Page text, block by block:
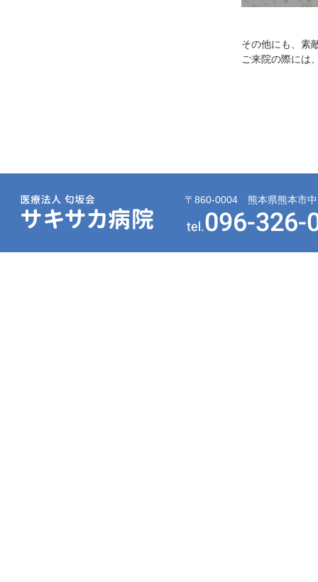
その他にも、素
ご来院の際には
〒860-0004 熊本県熊本市